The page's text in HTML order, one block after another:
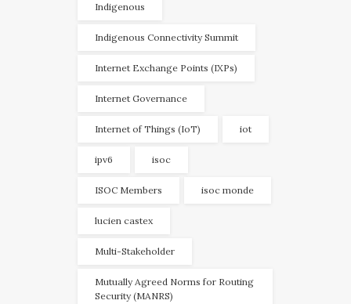
Indigenous
Indigenous Connectivity Summit
Internet Exchange Points (IXPs)
Internet Governance
Internet of Things (IoT) iot
ipv6 isoc
ISOC Members isoc monde
lucien castex
Multi-Stakeholder
Mutually Agreed Norms for Routing
Security (MANRS)